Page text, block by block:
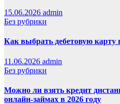
15.06.2026 admin
Без рубрики
Как выбрать дебетовую карту
11.06.2026 admin
Без рубрики
Можно ли взять кредит
онлайн-займах в 2026 году